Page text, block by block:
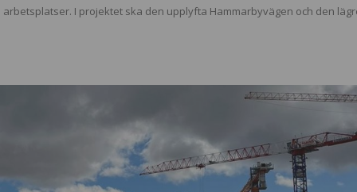
I projektet ska den upplyfta Hammarbyvägen och den